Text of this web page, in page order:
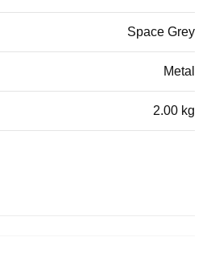
Space Grey
Metal
2.00 kg